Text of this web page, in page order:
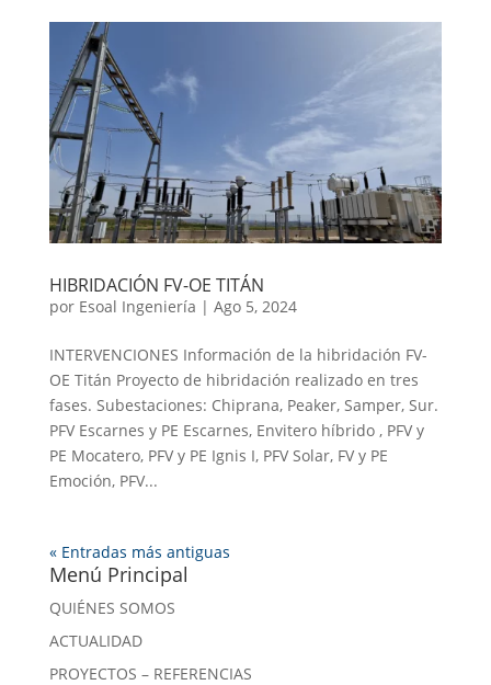
HIBRIDACIÓN FV-OE TITÁN
por Esoal Ingeniería | Ago 5, 2024
INTERVENCIONES Información de la hibridación FV-
OE Titán Proyecto de hibridación realizado en tres
fases. Subestaciones: Chiprana, Peaker, Samper, Sur.
PFV Escarnes y PE Escarnes, Envitero híbrido , PFV y
PE Mocatero, PFV y PE Ignis I, PFV Solar, FV y PE
Emoción, PFV...
« Entradas más antiguas
Menú Principal
QUIÉNES SOMOS
ACTUALIDAD
PROYECTOS – REFERENCIAS